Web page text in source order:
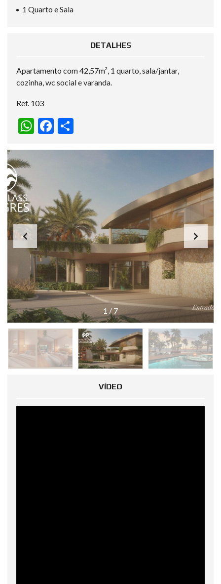
1 Quarto e Sala
DETALHES
Apartamento com 42,57m², 1 quarto, sala/jantar,
cozinha, wc social e varanda.
Ref. 103
W
p
p
F
o
o
k
1 / 7
VÍDEO